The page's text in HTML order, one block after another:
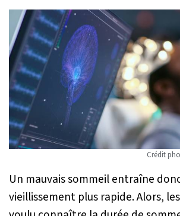
Crédit
Un mauvais sommeil entraîne
vieillissement plus rapide. Alors,